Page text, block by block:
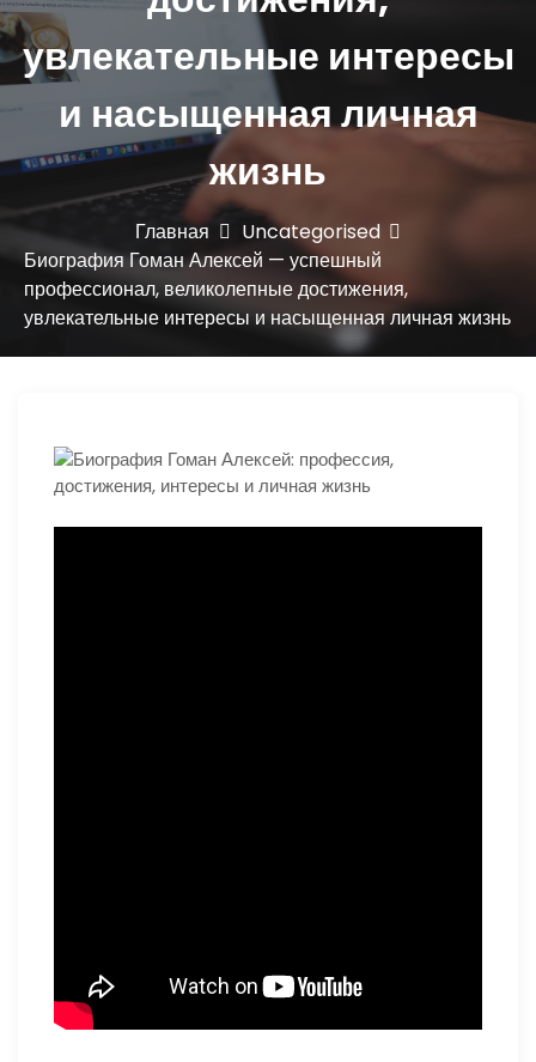
увлекательные интересы
и насыщенная личная
жизнь
Главная
Uncategorised
Биография Гоман Алексей — успешный
профессионал, великолепные достижения,
увлекательные интересы и насыщенная личная жизнь